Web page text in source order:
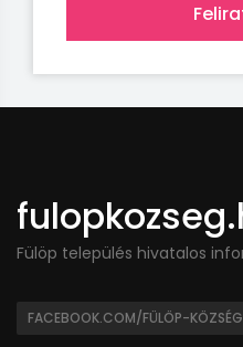
Fülöp település hivatalos
FACEBOOK.COM/FÜLÖP-KÖZSÉG